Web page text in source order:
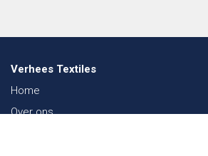
Verhees Textiles
Home
Over ons